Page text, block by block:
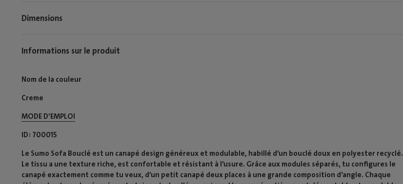
Dimensions
Informations sur le produit
Nom de la couleur
Creme
MODE D’EMPLOI​
ID 700015
Le Sumo Sofa Bouclé est un canapé design généreux et modulable, habillé d’un bouclé doux en polyester recyclé.
Le tissu a une texture riche, est confortable et résistant à l’usure. Grâce aux modules séparés, tu configures le
canapé exactement comme tu veux, d’un petit canapé deux places à une grande composition d’angle. Chaque